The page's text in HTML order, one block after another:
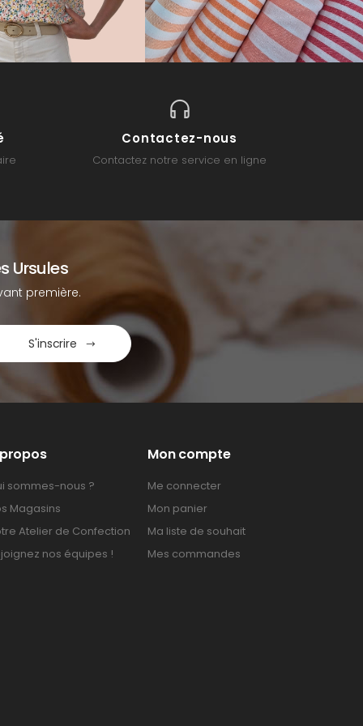
Contactez-nous
Contactez notre service en ligne
Ursules
première.
S'inscrire
sommes-nous ?
Magasins
Atelier de Confection
nos équipes !
Mon compte
Me connecter
Mon panier
Ma liste de souhait
Mes commandes